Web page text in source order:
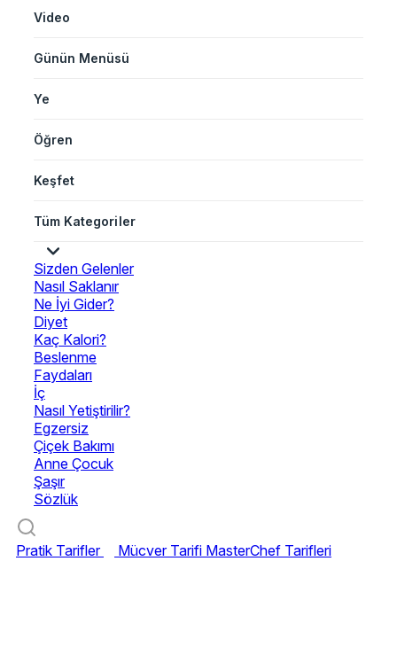
Video
Günün Menüsü
Ye
Öğren
Keşfet
Tüm Kategoriler
Sizden Gelenler
Nasıl Saklanır
Ne İyi Gider?
Diyet
Kaç Kalori?
Beslenme
Faydaları
İç
Nasıl Yetiştirilir?
Egzersiz
Çiçek Bakımı
Anne Çocuk
Şaşır
Sözlük
Pratik Tarifler Mücver Tarifi MasterChef Tarifleri